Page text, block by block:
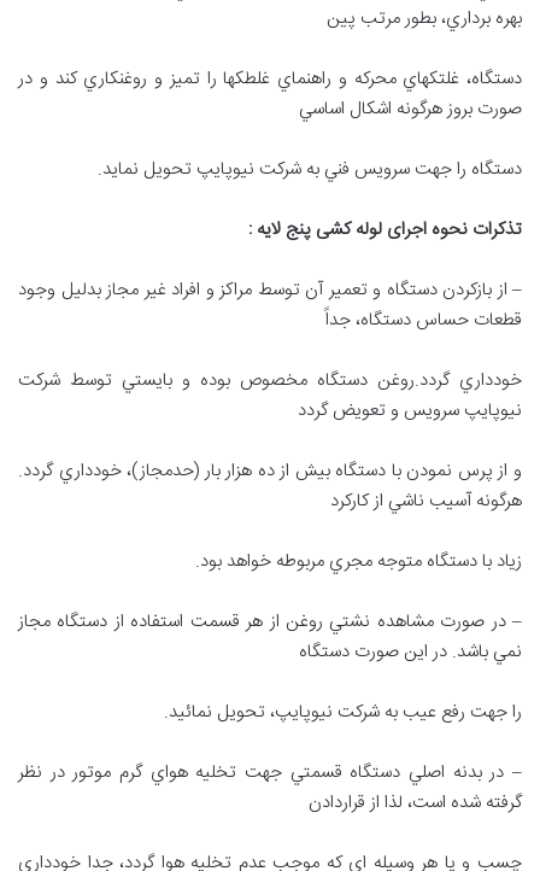
بهره برداري، بطور مرتب پين
دستگاه، غلتكهاي محركه و راهنماي غلطكها را تميز و روغنكاري كند و در
صورت بروز هرگونه اشكال اساسي
دستگاه را جهت سرويس فني به شرکت نيوپايپ تحويل نمايد.
تذكرات نحوه اجرای لوله کشی پنج لایه :
– از بازكردن دستگاه و تعمير آن توسط مراكز و افراد غير مجاز بدليل وجود
قطعات حساس دستگاه، جداً
خودداري گردد.روغن دستگاه مخصوص بوده و بايستي توسط شركت
نيوپايپ سرويس و تعويض گردد
و از پرس نمودن با دستگاه بيش از ده هزار بار (حدمجاز)، خودداري گردد.
هرگونه آسيب ناشي از كاركرد
زياد با دستگاه متوجه مجري مربوطه خواهد بود.
– در صورت مشاهده نشتي روغن از هر قسمت استفاده از دستگاه مجاز
نمي باشد. در اين صورت دستگاه
را جهت رفع عيب به شرکت نيوپايپ، تحويل نمائيد.
– در بدنه اصلي دستگاه قسمتي جهت تخليه هواي گرم موتور در نظر
گرفته شده است، لذا از قراردادن
چسب و يا هر وسيله اي كه موجب عدم تخليه هوا گردد، جدا خودداري